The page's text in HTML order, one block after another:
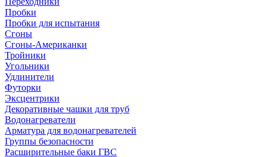
Пробки
Пробки для испытания
Сгоны
Сгоны-Американки
Тройники
Угольники
Удлинители
Футорки
Эксцентрики
Декоративные чашки для труб
Водонагреватели
Арматура для водонагревателей
Группы безопасности
Расширительные баки ГВС